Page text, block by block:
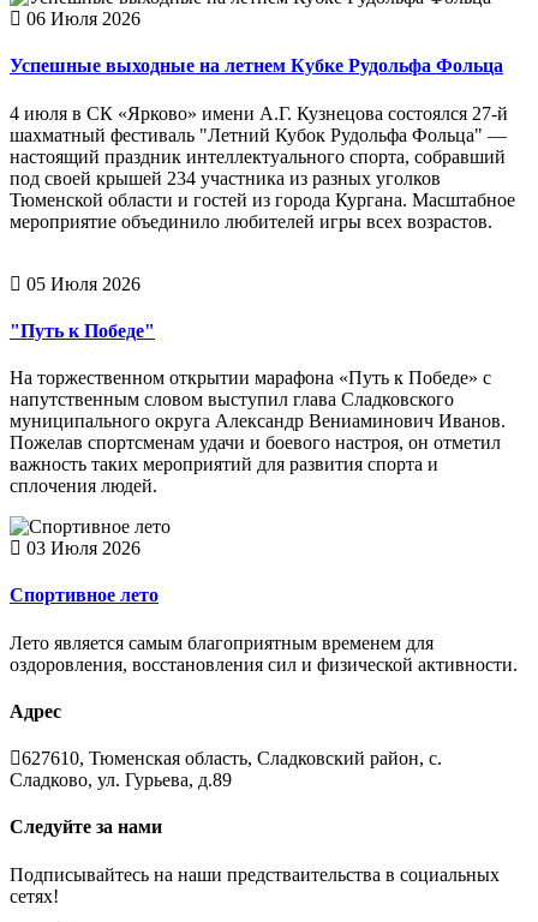
06 Июля 2026
Успешные выходные на летнем Кубке Рудольфа Фольца
4 июля в СК «Ярково» имени А.Г. Кузнецова состоялся 27-й
шахматный фестиваль "Летний Кубок Рудольфа Фольца" —
настоящий праздник интеллектуального спорта, собравший
под своей крышей 234 участника из разных уголков
Тюменской области и гостей из города Кургана. Масштабное
мероприятие объединило любителей игры всех возрастов.
05 Июля 2026
"Путь к Победе"
На торжественном открытии марафона «Путь к Победе» с
напутственным словом выступил глава Сладковского
муниципального округа Александр Вениаминович Иванов.
Пожелав спортсменам удачи и боевого настроя, он отметил
важность таких мероприятий для развития спорта и
сплочения людей.
03 Июля 2026
Спортивное лето
Лето является самым благоприятным временем для
оздоровления, восстановления сил и физической активности.
Адрес
627610, Тюменская область, Сладковский район, с.
Сладково, ул. Гурьева, д.89
Следуйте за нами
Подписывайтесь на наши предстваительства в социальных
сетях!